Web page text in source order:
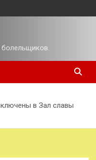
болельщиков.
в Зал славы